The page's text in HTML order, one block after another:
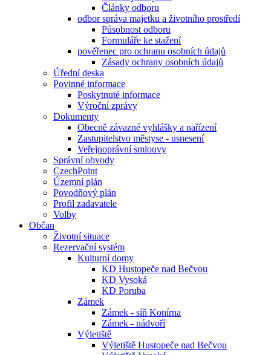
Články odboru
odbor správa majetku a životního prostředí
Působnost odboru
Formuláře ke stažení
pověřenec pro ochranu osobních údajů
Zásady ochrany osobních údajů
Úřední deska
Povinné informace
Poskytnuté informace
Výroční zprávy
Dokumenty
Obecně závazné vyhlášky a nařízení
Zastupitelstvo městyse - usnesení
Veřejnoprávní smlouvy
Správní obvody
CzechPoint
Územní plán
Povodňový plán
Profil zadavatele
Volby
Občan
Životní situace
Rezervační systém
Kulturní domy
KD Hustopeče nad Bečvou
KD Vysoká
KD Poruba
Zámek
Zámek - síň Konírna
Zámek - nádvoří
Výletiště
Výletiště Hustopeče nad Bečvou